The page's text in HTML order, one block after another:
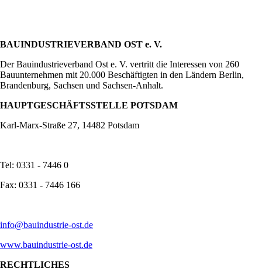
BAUINDUSTRIEVERBAND OST e. V.
Der Bauindustrieverband Ost e. V. vertritt die Interessen von 260
Bauunternehmen mit 20.000 Beschäftigten in den Ländern Berlin,
Brandenburg, Sachsen und Sachsen-Anhalt.
HAUPTGESCHÄFTSSTELLE POTSDAM
Karl-Marx-Straße 27, 14482 Potsdam
Tel: 0331 - 7446 0
Fax: 0331 - 7446 166
info@bauindustrie-ost.de
www.bauindustrie-ost.de
RECHTLICHES